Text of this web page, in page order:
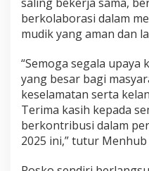
berkolaborasi dalam
mudik yang aman dan
“Semoga segala
yang besar bagi
keselamatan serta
Terima kasih kepada
berkontribusi dalam
2025 ini,” tutur Menhub